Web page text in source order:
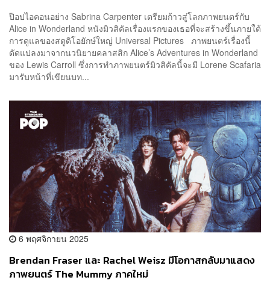
ป๊อปไอคอนอย่าง Sabrina Carpenter เตรียมก้าวสู่โลกภาพยนตร์กับ
Alice in Wonderland หนังมิวสิคัลเรื่องแรกของเธอที่จะสร้างขึ้นภายใต้
การดูแลของสตูดิโอยักษ์ใหญ่ Universal Pictures ภาพยนตร์เรื่องนี้
ดัดแปลงมาจากนวนิยายคลาสสิก Alice’s Adventures in Wonderland
ของ Lewis Carroll ซึ่งการทำภาพยนตร์มิวสิคัลนี้จะมี Lorene Scafaria
มารับหน้าที่เขียนบท...
6 พฤศจิกายน 2025
Brendan Fraser และ Rachel Weisz มีโอกาสกลับมาแสดง
ภาพยนตร์ The Mummy ภาคใหม่